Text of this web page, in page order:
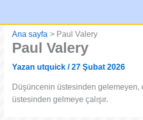
Ana sayfa Paul Valery
Paul Valery
Yazan utquick /27 Şubat 2026
Düşüncenin üstesinden gelemeyen,
üstesinden gelmeye çalışır.